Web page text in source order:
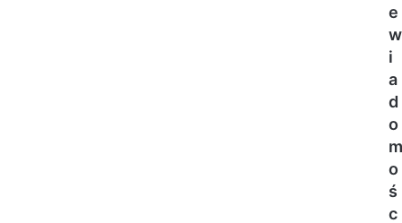
e
w
i
a
d
o
m
o
ś
c